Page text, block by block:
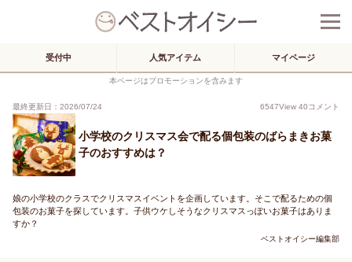
受付中 人気アイテム マイページ
本ページはプロモーションを含みます
最終更新日：2026/07/24 6547View 40コメント
小学校のクリスマス会で配る個包装のばらまきお菓
子のおすすめは？
娘の小学校のクラスでクリスマスイベントを企画しています。そこで配るための個
包装のお菓子を探しています。子供ウケしそうなクリスマスっぽいお菓子はありま
すか？
ベストオイシー編集部